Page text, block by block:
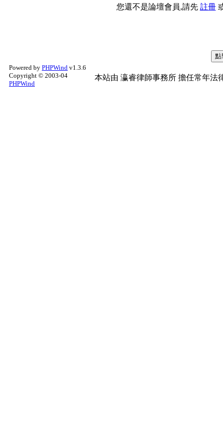
您還不是論壇會員,請先 註冊
Powered by PHPWind v1.3.6
Copyright © 2003-04
PHPWind
本站由 瀛睿律師事務所 擔任常年法